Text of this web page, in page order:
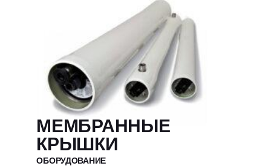
МЕМБРАННЫЕ
КРЫШКИ
ОБОРУДОВАНИЕ